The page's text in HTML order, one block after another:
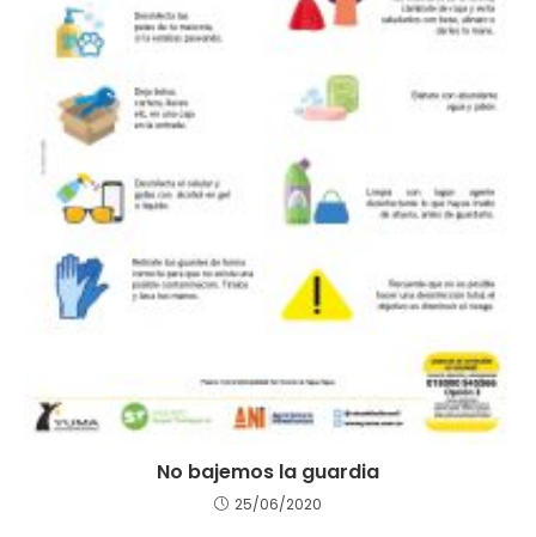
No bajemos la guardia
25/06/2020